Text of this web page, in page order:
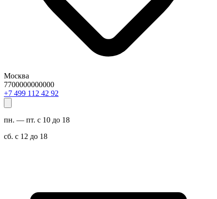
Москва
7700000000000
29 24 211 994 7+
пн. — пт. с 10 до 18
сб. с 12 до 18